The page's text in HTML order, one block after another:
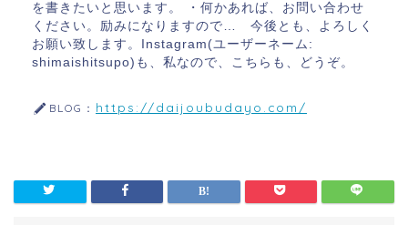
を書きたいと思います。 ・何かあれば、お問い合わせ
ください。励みになりますので… 今後とも、よろしく
お願い致します。Instagram(ユーザーネーム:
shimaishitsupo)も、私なので、こちらも、どうぞ。
BLOG： https://daijoubudayo.com/